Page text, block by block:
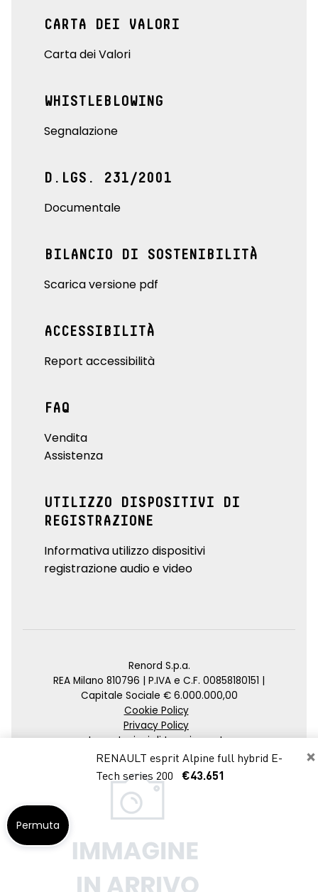
×
RENAULT esprit Alpine full hybrid E-
Tech series 200
€43.651
CARTA DEI VALORI
Carta dei Valori
WHISTLEBLOWING
Segnalazione
D.LGS. 231/2001
Documentale
BILANCIO DI SOSTENIBILITÀ
Scarica versione pdf
ACCESSIBILITÀ
Report accessibilità
FAQ
Vendita
Assistenza
UTILIZZO DISPOSITIVI DI
REGISTRAZIONE
Informativa utilizzo dispositivi
registrazione audio e video
Renord S.p.a.
REA Milano 810796 | P.IVA e C.F. 00858180151 |
Capitale Sociale € 6.000.000,00
Cookie Policy
Privacy Policy
Impostazioni di tracciamento
Credits
Agenzia SEO
Permuta